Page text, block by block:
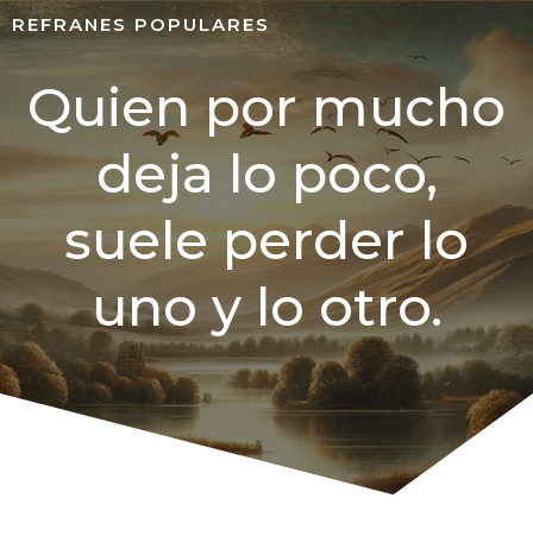
REFRANES POPULARES
Quien por mucho
deja lo poco,
suele perder lo
uno y lo otro.